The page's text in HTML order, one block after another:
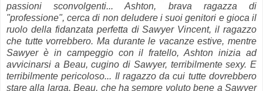
passioni sconvolgenti... Ashton, brava ragazza di
"professione", cerca di non deludere i suoi genitori e gioca il
ruolo della fidanzata perfetta di Sawyer Vincent, il ragazzo
che tutte vorrebbero. Ma durante le vacanze estive, mentre
Sawyer è in campeggio con il fratello, Ashton inizia ad
avvicinarsi a Beau, cugino di Sawyer, terribilmente sexy. E
terribilmente pericoloso... Il ragazzo da cui tutte dovrebbero
stare alla larga. Beau, che ha sempre voluto bene a Sawyer